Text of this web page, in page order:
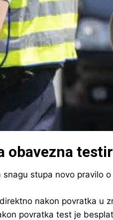
obavezna
stupa novo pravilo
nakon povratka u
povratka test je